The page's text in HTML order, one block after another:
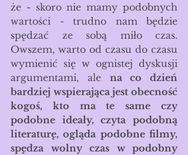
że - skoro nie mamy podobnych
wartości - trudno nam będzie
spędzać ze sobą miło czas.
Owszem, warto od czasu do czasu
wymienić się w ognistej dyskusji
argumentami, ale na co dzień
bardziej wspierająca jest obecność
kogoś, kto ma te same czy
podobne ideały, czyta podobną
literaturę, ogląda podobne filmy,
spędza wolny czas w podobny